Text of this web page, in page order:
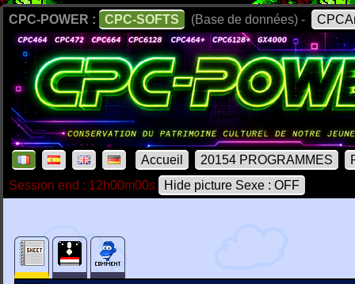
CPC-POWER : CPC-SOFTS (Base de données) -
Accueil 20154 PROGRAMMES
Session end : 12h00m00s
Hide picture Sexe : OFF